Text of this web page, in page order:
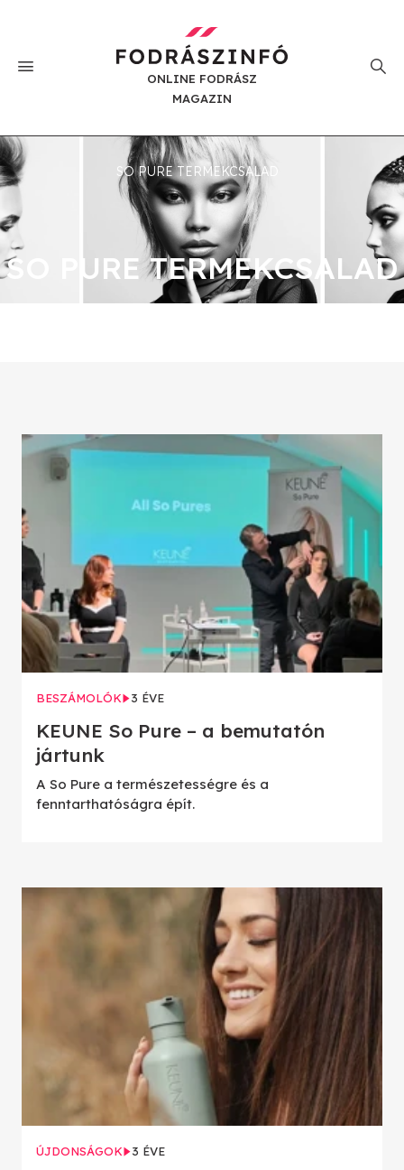
ONLINE FODRÁSZ
MAGAZIN
SO PURE TERMEKCSALAD
SO PURE TERMEKCSALAD
BESZÁMOLÓK 3 ÉVE
KEUNE So Pure – a bemutatón
jártunk
A So Pure a természetességre és a
fenntarthatóságra épít.
ÚJDONSÁGOK 3 ÉVE